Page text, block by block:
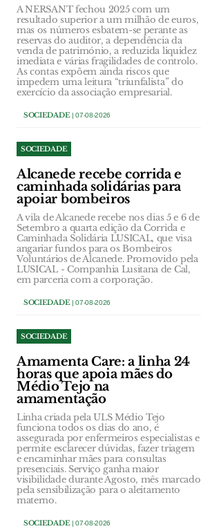
A NERSANT fechou 2025 com um
resultado superior a um milhão de euros,
mas os números esbatem-se perante as
reservas do auditor, a dependência da
venda de património, a reduzida liquidez
imediata e várias fragilidades de controlo.
As contas expõem ainda riscos que
impedem uma leitura “triunfalista” do
exercício da associação empresarial.
SOCIEDADE| 07-08-2026
SOCIEDADE
Alcanede recebe corrida e
caminhada solidárias para
apoiar bombeiros
A vila de Alcanede recebe nos dias 5 e 6 de
Setembro a quarta edição da Corrida e
Caminhada Solidária LUSICAL, que visa
angariar fundos para os Bombeiros
Voluntários de Alcanede. Promovido pela
LUSICAL - Companhia Lusitana de Cal,
em parceria com a corporação.
SOCIEDADE| 07-08-2026
SOCIEDADE
Amamenta Care: a linha 24
horas que apoia mães do
Médio Tejo na
amamentação
Linha criada pela ULS Médio Tejo
funciona todos os dias do ano, é
assegurada por enfermeiros especialistas e
permite esclarecer dúvidas, fazer triagem
e encaminhar mães para consultas
presenciais. Serviço ganha maior
visibilidade durante Agosto, mês marcado
pela sensibilização para o aleitamento
materno.
SOCIEDADE| 07-08-2026